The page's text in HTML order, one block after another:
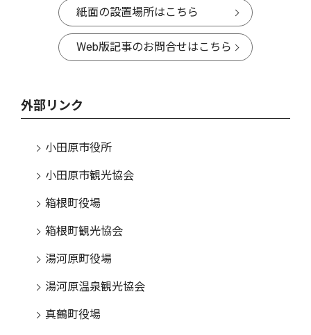
紙面の設置場所はこちら
Web版記事のお問合せはこちら
外部リンク
小田原市役所
小田原市観光協会
箱根町役場
箱根町観光協会
湯河原町役場
湯河原温泉観光協会
真鶴町役場